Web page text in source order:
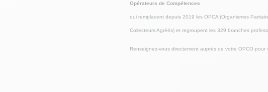
Opérateurs de Compétences
qui remplacent depuis 2019 les OPCA (Organismes
Collecteurs Agréés) et regroupent les 329 branches
Renseignez-vous directement auprès de votre OPCO